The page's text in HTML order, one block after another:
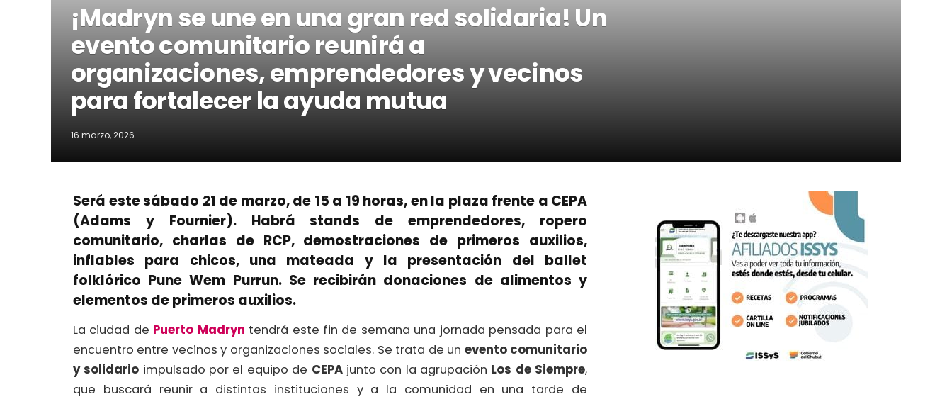
¡Madryn se une en una gran red solidaria! Un
evento comunitario reunirá a
organizaciones, emprendedores y vecinos
para fortalecer la ayuda mutua
16 marzo, 2026
Será este sábado 21 de marzo, de 15 a 19 horas, en la plaza frente a CEPA
(Adams y Fournier). Habrá stands de emprendedores, ropero
comunitario, charlas de RCP, demostraciones de primeros auxilios,
inflables para chicos, una mateada y la presentación del ballet
folklórico Pune Wem Purrun. Se recibirán donaciones de alimentos y
elementos de primeros auxilios.
La ciudad de Puerto Madryn tendrá este fin de semana una jornada pensada para el
encuentro entre vecinos y organizaciones sociales. Se trata de un evento comunitario
y solidario impulsado por el equipo de CEPAjunto con la agrupación Los de Siempre,
que buscará reunir a distintas instituciones y a la comunidad en una tarde de